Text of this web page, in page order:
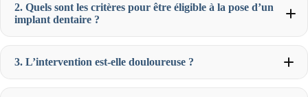
2. Quels sont les critères pour être éligible à la pose d’un
implant dentaire ?
3. L’intervention est-elle douloureuse ?